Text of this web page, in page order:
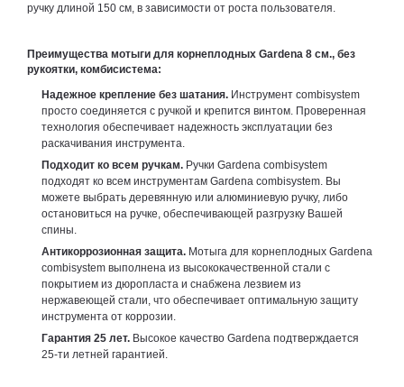
ручку длиной 150 см, в зависимости от роста пользователя.
Преимущества мотыги для корнеплодных Gardena 8 см., без
рукоятки, комбисистема:
Надежное крепление без шатания. Инструмент сombisystem
просто соединяется с ручкой и крепится винтом. Проверенная
технология обеспечивает надежность эксплуатации без
раскачивания инструмента.
Подходит ко всем ручкам. Ручки Gardena сombisystem
подходят ко всем инструментам Gardena сombisystem. Вы
можете выбрать деревянную или алюминиевую ручку, либо
остановиться на ручке, обеспечивающей разгрузку Вашей
спины.
Антикоррозионная защита. Мотыга для корнеплодных Gardena
сombisystem выполнена из высококачественной стали с
покрытием из дюропласта и снабжена лезвием из
нержавеющей стали, что обеспечивает оптимальную защиту
инструмента от коррозии.
Гарантия 25 лет. Высокое качество Gardena подтверждается
25-ти летней гарантией.